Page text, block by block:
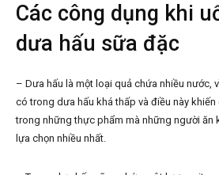
Các công dụng khi
dưa hấu sữa đặc
– Dưa hấu là một loại quả chứa nhiều nước,
có trong dưa hấu khá thấp và điều này
trong những thực phẩm mà những người ăn
lựa chọn nhiều nhất.